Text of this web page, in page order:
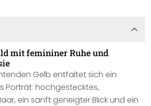
mit femininer Ruhe und
Gelb entfaltet sich ein
Porträt: hochgestecktes,
ein sanft geneigter Blick und ein